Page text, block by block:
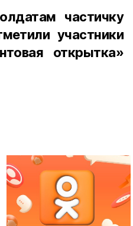
частичку
участники
открытка»